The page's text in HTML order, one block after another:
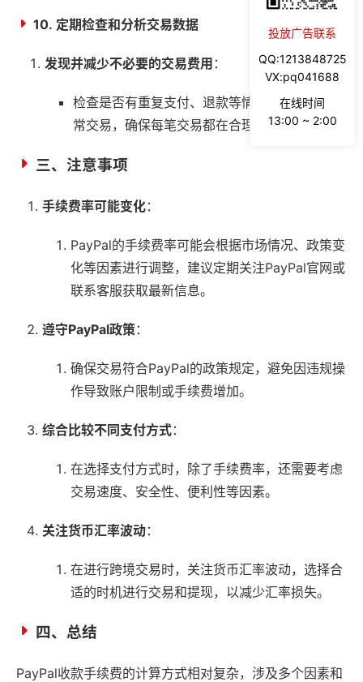
10. 定期检查和分析交易数据
发现并减少不必要的交易费用 ：
检查是否有重复支付、退款等情况，及时处理异
常交易，确保每笔交易都在合理范围内。
三、注意事项
手续费率可能变化：
PayPal的手续费率可能会根据市场情况、政策变
化等因素进行调整，建议定期关注PayPal官网或
联系客服获取最新信息。
遵守PayPal政策：
确保交易符合PayPal的政策规定，避免因违规操
作导致账户限制或手续费增加。
综合比较不同支付方式：
在选择支付方式时，除了手续费率，还需要考虑
交易速度、安全性、便利性等因素。
关注货币汇率波动：
在进行跨境交易时，关注货币汇率波动，选择合
适的时机进行交易和提现，以减少汇率损失。
四、总结
PayPal收款手续费的计算方式相对复杂，涉及多个因素和
投放广告联系
QQ:1213848725
VX:pq041688
在线时间
13:00 ~ 2:00